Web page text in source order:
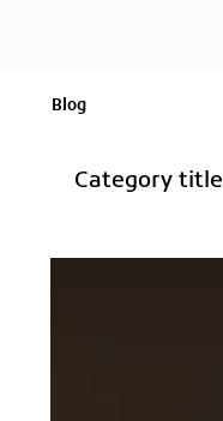
Blog
Category title